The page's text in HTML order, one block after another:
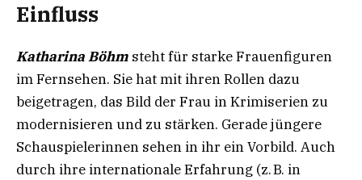
Einfluss
Katharina Böhm steht für starke Frauenfiguren
im Fernsehen. Sie hat mit ihren Rollen dazu
beigetragen, das Bild der Frau in Krimiserien zu
modernisieren und zu stärken. Gerade jüngere
Schauspielerinnen sehen in ihr ein Vorbild. Auch
durch ihre internationale Erfahrung (z. B. in